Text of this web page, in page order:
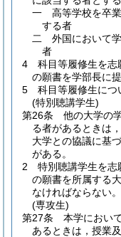
一
高等学校を卒
する者
二
外国において
者
4
科目等履修生を志
の願書を学部長に
5
科目等履修生につ
(特別聴講学生)
第26条
他の大学の
る者があるときは
大学との協議に基
がある。
2
特別聴講学生を志
の願書を所属する
なければならない。
(専攻生)
第27条
本学におい
あるときは，授業